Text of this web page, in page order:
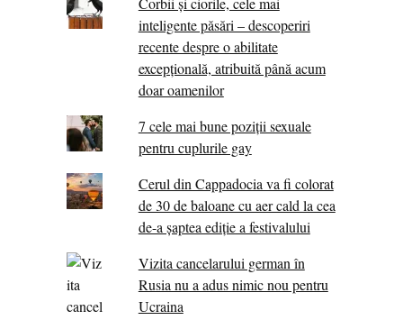
inteligente păsări – descoperiri
recente despre o abilitate
excepţională, atribuită până acum
doar oamenilor
7 cele mai bune poziții sexuale
pentru cuplurile gay
Cerul din Cappadocia va fi colorat
de 30 de baloane cu aer cald la cea
de-a șaptea ediție a festivalului
Vizita cancelarului german în
Rusia nu a adus nimic nou pentru
Ucraina